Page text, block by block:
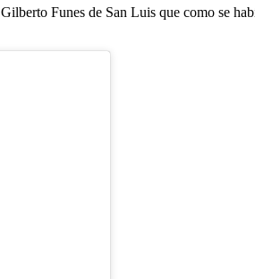
Funes de San Luis que como se